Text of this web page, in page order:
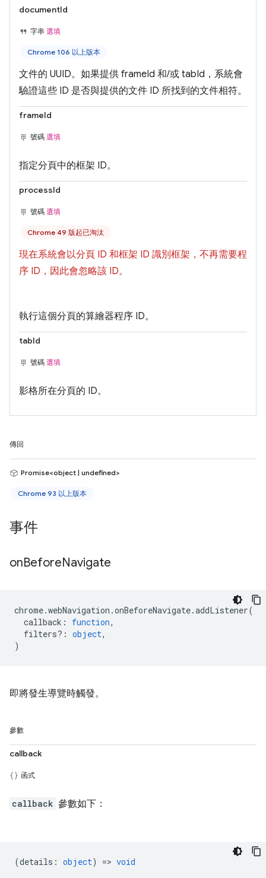
documentId
字串 選填
Chrome 106 以上版本
文件的 UUID。如果提供 frameId 和/或 tabId，系統會
驗證這些 ID 是否與提供的文件 ID 所找到的文件相符。
frameId
號碼 選填
指定分頁中的框架 ID。
processId
號碼 選填
Chrome 49 版起已淘汰
現在系統會以分頁 ID 和框架 ID 識別框架，不再需要程
序 ID，因此會忽略該 ID。
執行這個分頁的算繪器程序 ID。
tabId
號碼 選填
影格所在分頁的 ID。
傳回
Promise<object | undefined>
Chrome 93 以上版本
事件
onBeforeNavigate
chrome.webNavigation .onBeforeNavigate.addListener(
callback : function,
filters? : object,
)
即將發生導覽時觸發。
參數
callback
函式
callback 參數如下：
(details : object) => void